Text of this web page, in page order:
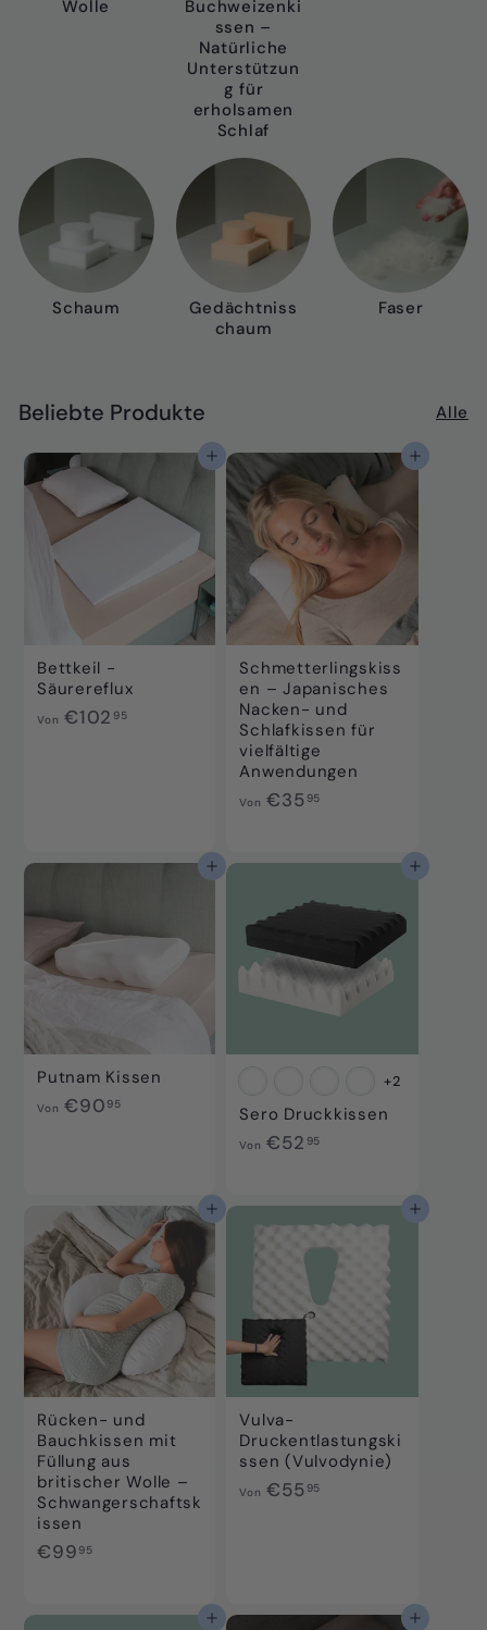
Wolle
Buchweizenki
ssen –
Natürliche
Unterstützun
g für
erholsamen
Schlaf
Schaum
Gedächtniss
chaum
Faser
Beliebte Produkte Alle
In den Einkaufswagen legen
Bettkeil -
Säurereflux
Von €102 95V
2
5
In den Einkaufswagen legen
Schmetterlingskiss
en – Japanisches
Nacken- und
Schlafkissen für
vielfältige
Anwendungen
Von €35 95
€
9
5
In den Einkaufswagen legen
Putnam Kissen
Von €90 95V
9
0
,
9
5
In den Einkaufswagen legen
+2
Sero Druckkissen
Von €52 95
€
9
In den Einkaufswagen legen
Rücken- und
Bauchkissen mit
Füllung aus
britischer Wolle –
Schwangerschaftsk
issen
€99 95€
,
In den Einkaufswagen legen
Vulva-
Druckentlastungski
ssen (Vulvodynie)
Von €55 95
In den Einkaufswagen legen In den Einkaufswagen legen